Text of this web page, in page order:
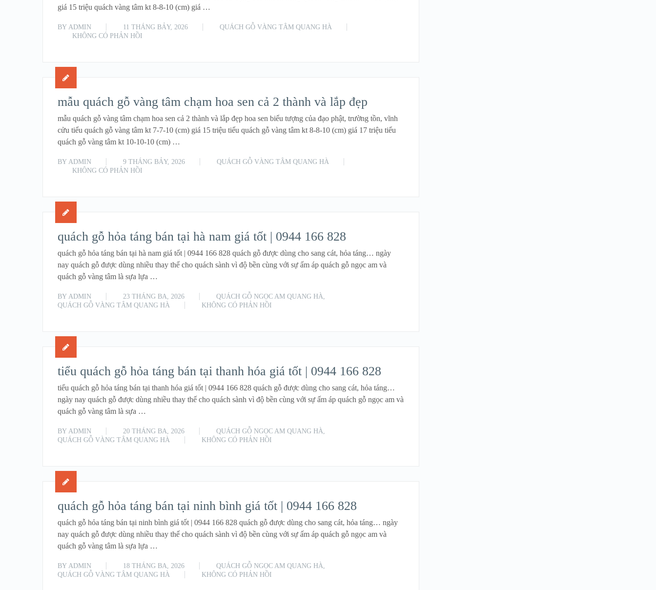
giá 15 triệu quách vàng tâm kt 8-8-10 (cm) giá …
BYADMIN 11 THÁNG BẢY, 2026
QUÁCH GỖ VÀNG TÂM QUANG HÀ
KHÔNG CÓ PHẢN HỒI
mẫu quách gỗ vàng tâm chạm hoa sen cả 2 thành và lắp đẹp
mẫu quách gỗ vàng tâm chạm hoa sen cả 2 thành và lắp đẹp hoa sen biểu tượng của đạo phật, trường tồn, vĩnh
cửu tiểu quách gỗ vàng tâm kt 7-7-10 (cm) giá 15 triệu tiểu quách gỗ vàng tâm kt 8-8-10 (cm) giá 17 triệu tiểu
quách gỗ vàng tâm kt 10-10-10 (cm) …
BYADMIN 9 THÁNG BẢY, 2026
QUÁCH GỖ VÀNG TÂM QUANG HÀ
KHÔNG CÓ PHẢN HỒI
quách gỗ hỏa táng bán tại hà nam giá tốt | 0944 166 828
quách gỗ hỏa táng bán tại hà nam giá tốt | 0944 166 828 quách gỗ được dùng cho sang cát, hỏa táng… ngày
nay quách gỗ được dùng nhiều thay thế cho quách sành vì độ bền cùng với sự ấm áp quách gỗ ngọc am và
quách gỗ vàng tâm là sựa lựa …
BYADMIN 23 THÁNG BA, 2026 QUÁCH GỖ NGỌC AM QUANG HÀ,
QUÁCH GỖ VÀNG TÂM QUANG HÀ
KHÔNG CÓ PHẢN HỒI
tiểu quách gỗ hỏa táng bán tại thanh hóa giá tốt | 0944 166 828
tiểu quách gỗ hỏa táng bán tại thanh hóa giá tốt | 0944 166 828 quách gỗ được dùng cho sang cát, hỏa táng…
ngày nay quách gỗ được dùng nhiều thay thế cho quách sành vì độ bền cùng với sự ấm áp quách gỗ ngọc am và
quách gỗ vàng tâm là sựa …
BYADMIN 20 THÁNG BA, 2026 QUÁCH GỖ NGỌC AM QUANG HÀ,
QUÁCH GỖ VÀNG TÂM QUANG HÀ
KHÔNG CÓ PHẢN HỒI
quách gỗ hỏa táng bán tại ninh bình giá tốt | 0944 166 828
quách gỗ hỏa táng bán tại ninh bình giá tốt | 0944 166 828 quách gỗ được dùng cho sang cát, hỏa táng… ngày
nay quách gỗ được dùng nhiều thay thế cho quách sành vì độ bền cùng với sự ấm áp quách gỗ ngọc am và
quách gỗ vàng tâm là sựa lựa …
BYADMIN 18 THÁNG BA, 2026 QUÁCH GỖ NGỌC AM QUANG HÀ,
QUÁCH GỖ VÀNG TÂM QUANG HÀ
KHÔNG CÓ PHẢN HỒI